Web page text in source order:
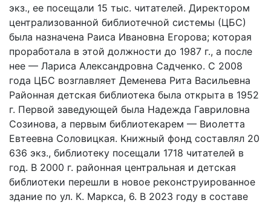
экз., ее посещали 15 тыс. читателей. Директором
централизованной библиотечной системы (ЦБС)
была назначена Раиса Ивановна Егорова; которая
проработала в этой должности до 1987 г., а после
нее — Лариса Александровна Садченко. С 2008
года ЦБС возглавляет Деменева Рита Васильевна
Районная детская библиотека была открыта в 1952
г. Первой заведующей была Надежда Гавриловна
Созинова, а первым библиотекарем — Виолетта
Евтеевна Соловицкая. Книжный фонд составлял 20
636 экз., библиотеку посещали 1718 читателей в
год. В 2000 г. районная центральная и детская
библиотеки перешли в новое реконструированное
здание по ул. К. Маркса, 6. В 2023 году в составе